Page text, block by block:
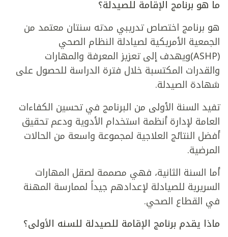
ما هو برنامج الإقامة للصيدلة؟
هو برنامج اختصاص تدريبي مدته سنتان معتمد من
الجمعية الأمريكية لصيادلة النظام الصحي
(ASHP)ويهدف إلى تعزيز المعرفة والمهارات
والقدرات المكتسبة خلال فترة الدراسة للحصول على
شهادة الصيدلة.
تفيد السنة الأولى من البرنامج في تحسين الكفاءات
العامة لإدارة أنظمة استخدام الأدوية ودعم تحقيق
أفضل النتائج العلاجية لمجموعة واسعة من الحالات
المرضية.
أما السنة الثانية، فهي مصممة لصقل المهارات
السريرية للصيادلة لإعدادهم جيداً لممارسة المهنة
في القطاع الصحي.
ماذا يقدم برنامج الإقامة للصيدلة للسنه الأولى؟